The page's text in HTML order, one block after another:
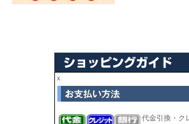
ｘ
代金引換・ク